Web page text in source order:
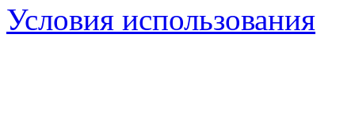
Условия использования